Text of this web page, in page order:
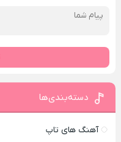
دسته‌بندی‌ها
آهنگ های تاپ